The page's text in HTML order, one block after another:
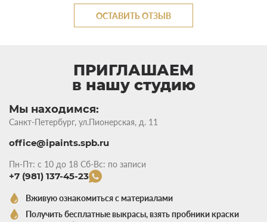
ОСТАВИТЬ ОТЗЫВ
ПРИГЛАШАЕМ
в нашу студию
Мы находимся:
Санкт-Петербург, ул.Пионерская, д. 11
office@ipaints.spb.ru
Пн-Пт: с 10 до 18 Сб-Вс: по записи
+7 (981) 137-45-23
Вживую ознакомиться с материалами
Получить бесплатные выкрасы, взять пробники краски